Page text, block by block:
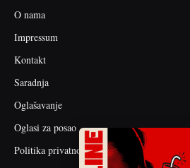
O nama
Impressum
Kontakt
Saradnja
Oglašavanje
Oglasi za posao
Politika privatnosti